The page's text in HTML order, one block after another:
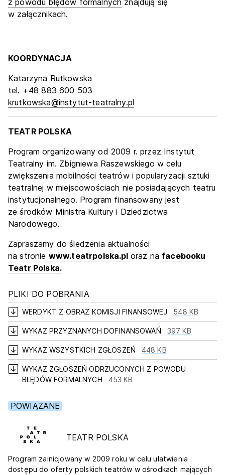
w załącznikach.
KOORDYNACJA
Katarzyna Rutkowska
tel. +48 883 600 503
krutkowska@instytut-teatralny.pl
TEATR POLSKA
Program organizowany od 2009 r. przez Instytut
Teatralny im. Zbigniewa Raszewskiego w celu
zwiększenia mobilności teatrów i popularyzacji sztuki
teatralnej w miejscowościach nie posiadających teatru
instytucjonalnego. Program finansowany jest
ze środków Ministra Kultury i Dziedzictwa
Narodowego.
Zapraszamy do śledzenia aktualności
na stronie www.teatrpolska.pl oraz na facebooku
Teatr Polska.
PLIKI DO POBRANIA
 WERDYKT Z OBRAZ KOMISJI FINANSOWEJ 548 KB
 WYKAZ PRZYZNANYCH DOFINANSOWAŃ 397 KB
 WYKAZ WSZYSTKICH ZGŁOSZEŃ 448 KB

WYKAZ ZGŁOSZEŃ ODRZUCONYCH Z POWODU
BŁĘDÓW FORMALNYCH
453 KB
POWIĄZANE
TEATR POLSKA
Program zainicjowany w 2009 roku w celu ułatwienia
dostępu do oferty polskich teatrów w ośrodkach mających